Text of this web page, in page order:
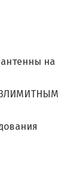
на